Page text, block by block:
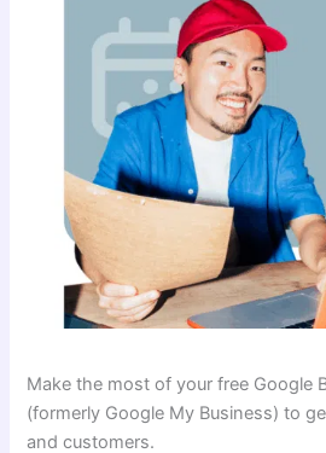
Make the most of your free Google
(formerly Google My Business) to
and customers.